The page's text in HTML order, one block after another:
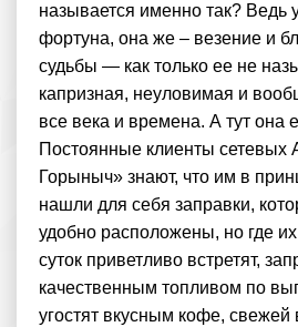
называется именно так? Ведь
фортуна, она же – везение и
судьбы — как только ее не
капризная, неуловимая и
все века и времена. А тут
Постоянные клиенты
Горыныч» знают, что им в
нашли для себя заправки,
удобно расположены, но где
суток приветливо встретят,
качественным топливом по
угостят вкусным кофе, свежей